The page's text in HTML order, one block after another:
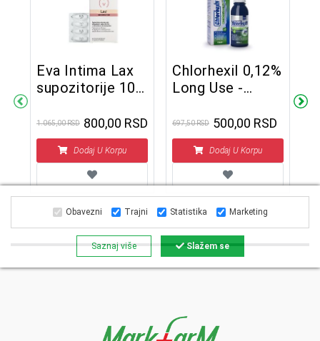
Eva Intima Lax
supozitorije 10
1.065,00 RSD 800,00 RSD
Dodaj U Korpu
Chlorhexil 0,12%
Long Use -
ispiranje usta
250 ml
697,50 RSD 500,00 RSD
Dodaj U Korpu
Obavezni Trajni Statistika Marketing
Saznaj više Slažem se